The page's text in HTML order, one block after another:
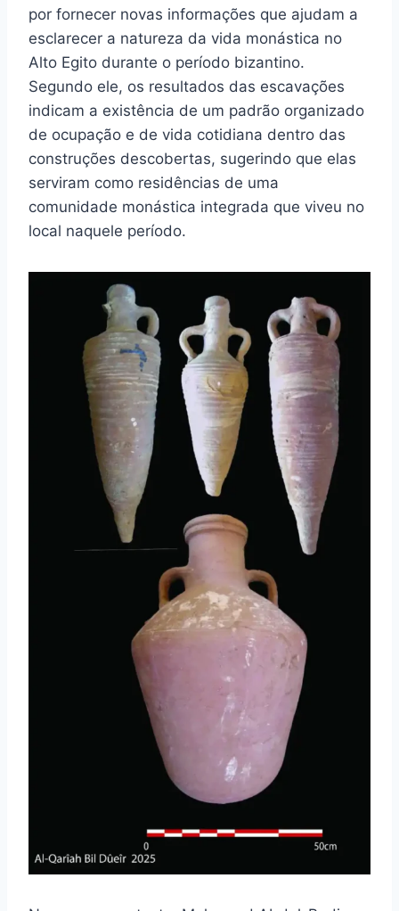
por fornecer novas informações que ajudam a
esclarecer a natureza da vida monástica no
Alto Egito durante o período bizantino.
Segundo ele, os resultados das escavações
indicam a existência de um padrão organizado
de ocupação e de vida cotidiana dentro das
construções descobertas, sugerindo que elas
serviram como residências de uma
comunidade monástica integrada que viveu no
local naquele período.